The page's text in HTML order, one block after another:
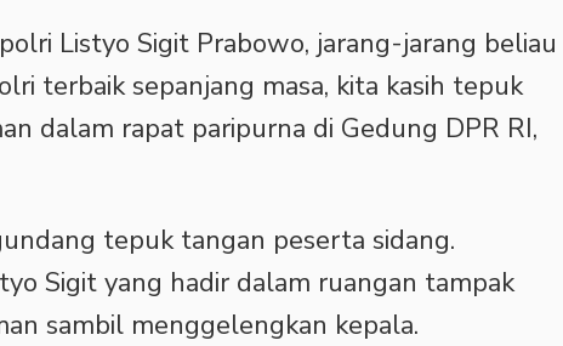
Listyo Sigit Prabowo, jarang-jarang beliau
terbaik sepanjang masa, kita kasih tepuk
dalam rapat paripurna di Gedung DPR RI,
tepuk tangan peserta sidang.
Sigit yang hadir dalam ruangan tampak
sambil menggelengkan kepala.